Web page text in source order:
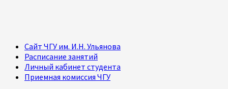
Сайт ЧГУ им. И.Н. Ульянова
Расписание занятий
Личный кабинет студента
Приемная комиссия ЧГУ